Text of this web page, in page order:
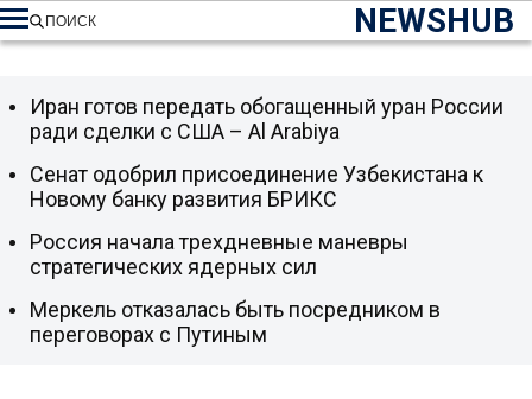
NEWSHUB
ПОИСК
Иран готов передать обогащенный уран России
ради сделки с США – Al Arabiya
Сенат одобрил присоединение Узбекистана к
Новому банку развития БРИКС
Россия начала трехдневные маневры
стратегических ядерных сил
Меркель отказалась быть посредником в
переговорах с Путиным